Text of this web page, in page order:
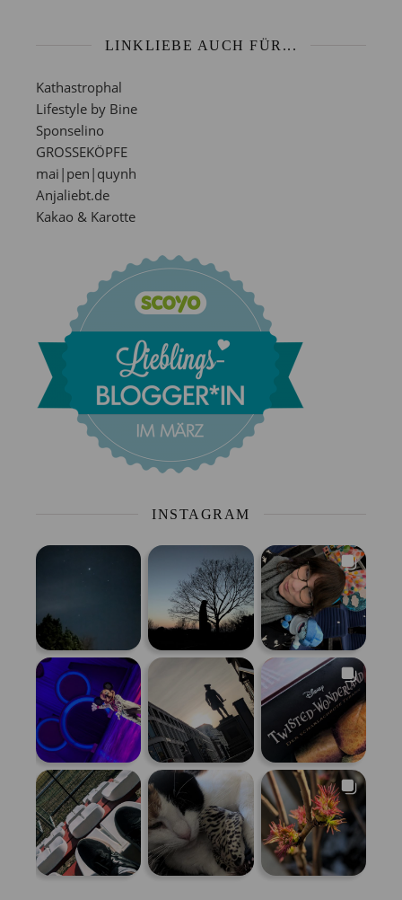
LINKLIEBE AUCH FÜR...
Kathastrophal
Lifestyle by Bine
Sponselino
GROSSEKÖPFE
mai|pen|quynh
Anjaliebt.de
Kakao & Karotte
INSTAGRAM